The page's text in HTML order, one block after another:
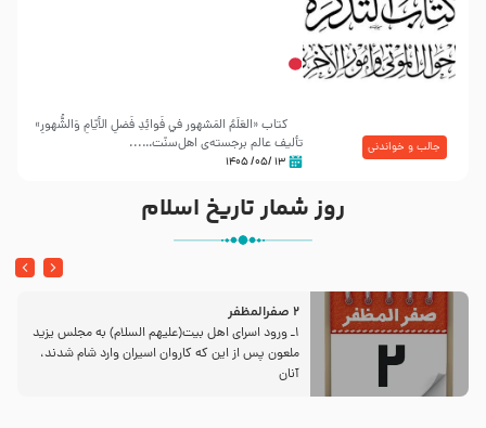
جالب و خواندنی
کتاب «العَلَمُ المَشهور في فَوائِدِ فَضلِ الأيّامِ وَالشُّهورِ»
تألیف عالم برجسته‌ی اهل‌سنّت…...
۱۳ /۰۵/ ۱۴۰۵
روز شمار تاریخ اسلام
2 صفرالمظفر
1ـ ورود اسراى اهل بیت‌(علیهم السلام) به مجلس یزید
ملعون پس از این كه كاروان اسیران وارد شام شدند،
آنان